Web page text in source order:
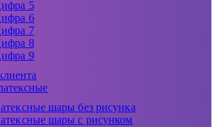
5
6
7
8
9
шары без рисунка
шары с рисунком